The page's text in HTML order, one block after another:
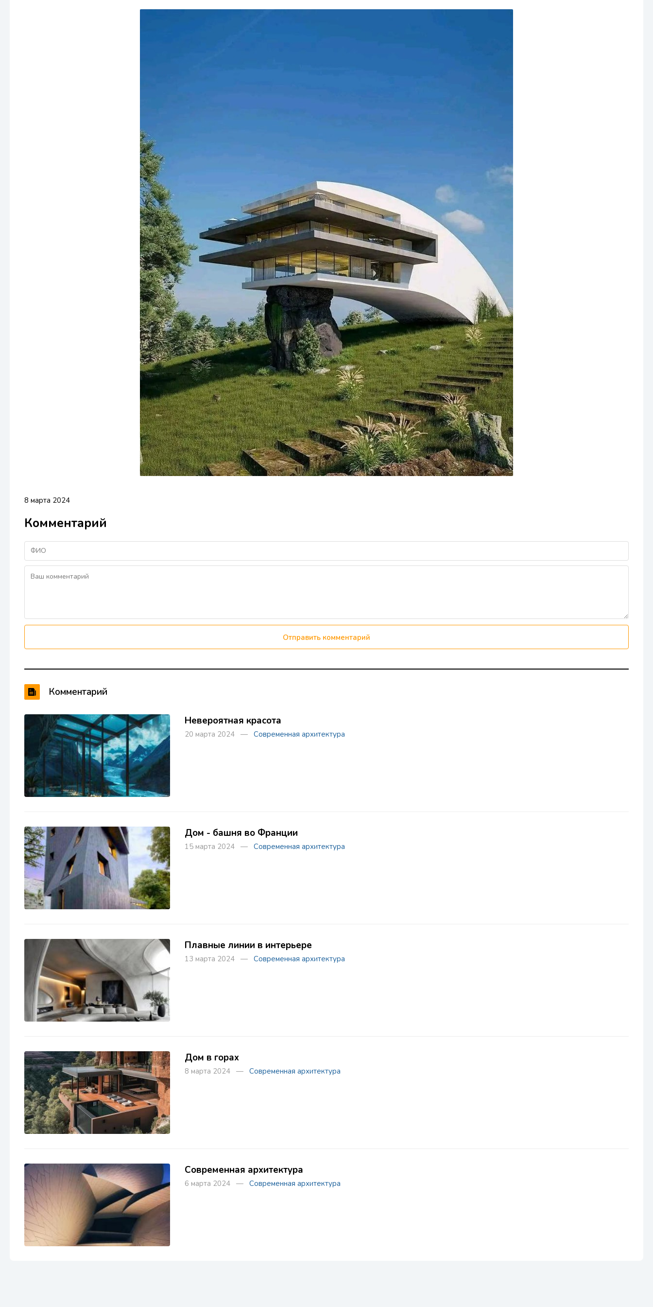
8 марта 2024
Комментарий
Отправить комментарий
Комментарий
Невероятная красота
20 марта 2024 — Современная архитектура
Дом - башня во Франции
15 марта 2024 — Современная архитектура
Плавные линии в интерьере
13 марта 2024 — Современная архитектура
Дом в горах
8 марта 2024 — Современная архитектура
Современная архитектура
6 марта 2024 — Современная архитектура